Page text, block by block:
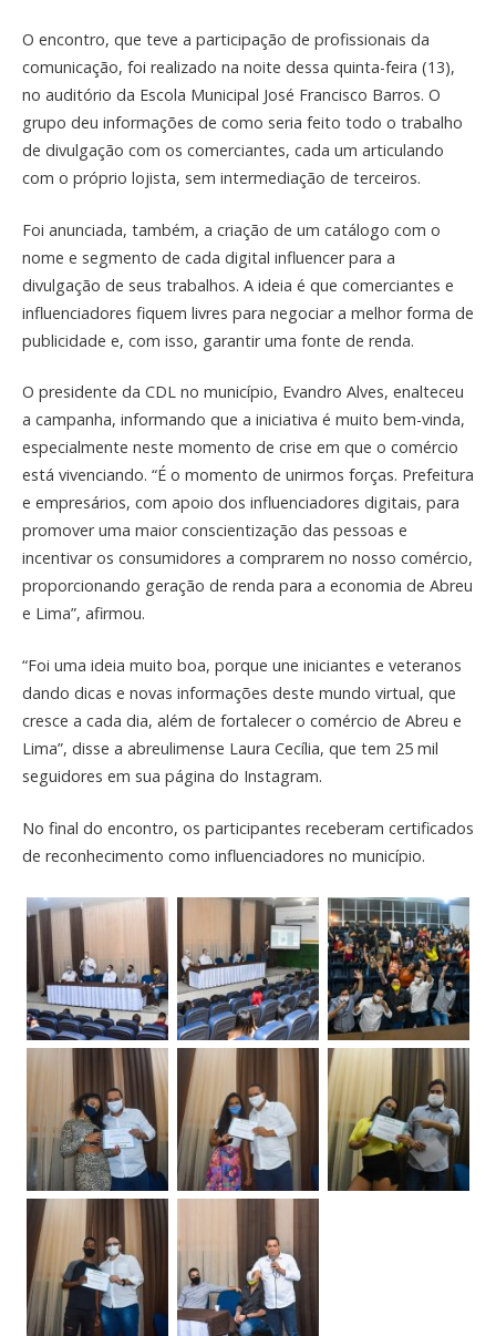
O encontro, que teve a participação de profissionais da
comunicação, foi realizado na noite dessa quinta-feira (13),
no auditório da Escola Municipal José Francisco Barros. O
grupo deu informações de como seria feito todo o trabalho
de divulgação com os comerciantes, cada um articulando
com o próprio lojista, sem intermediação de terceiros.
Foi anunciada, também, a criação de um catálogo com o
nome e segmento de cada digital influencer para a
divulgação de seus trabalhos. A ideia é que comerciantes e
influenciadores fiquem livres para negociar a melhor forma de
publicidade e, com isso, garantir uma fonte de renda.
O presidente da CDL no município, Evandro Alves, enalteceu
a campanha, informando que a iniciativa é muito bem-vinda,
especialmente neste momento de crise em que o comércio
está vivenciando. “É o momento de unirmos forças. Prefeitura
e empresários, com apoio dos influenciadores digitais, para
promover uma maior conscientização das pessoas e
incentivar os consumidores a comprarem no nosso comércio,
proporcionando geração de renda para a economia de Abreu
e Lima”, afirmou.
“Foi uma ideia muito boa, porque une iniciantes e veteranos
dando dicas e novas informações deste mundo virtual, que
cresce a cada dia, além de fortalecer o comércio de Abreu e
Lima”, disse a abreulimense Laura Cecília, que tem 25 mil
seguidores em sua página do Instagram.
No final do encontro, os participantes receberam certificados
de reconhecimento como influenciadores no município.